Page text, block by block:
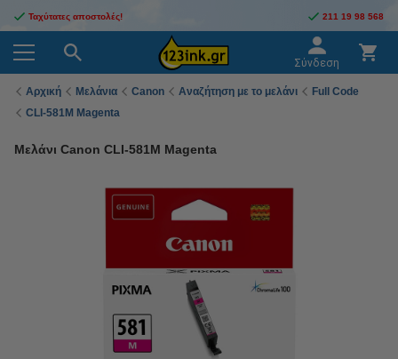
Ταχύτατες αποστολές! 211 19 98 568
Σύνδεση
Αρχική Μελάνια Canon Αναζήτηση με το μελάνι
Full Code
CLI-581M Magenta
Μελάνι Canon CLI-581M Magenta